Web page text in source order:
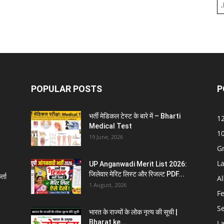
.
POPULAR POSTS
भर्ती मेडिकल टेस्ट के बारे में – Bharti
Medical Test
19 June, 2026
UP Anganwadi Merit List 2026:
जिलेवार मेरिट लिस्ट और रिजल्ट PDF...
1 August, 2026
भारत के राज्यों के लोक नृत्य की सूची |
Bharat ke...